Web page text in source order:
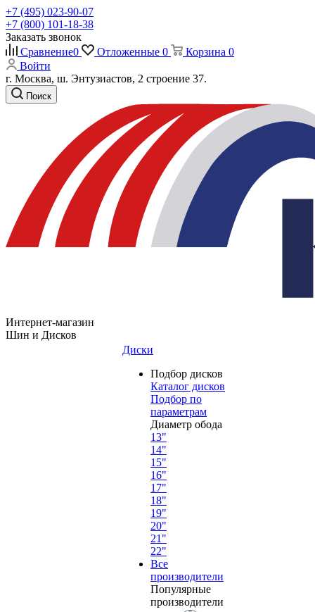
+7 (495) 023-90-07
+7 (800) 101-18-38
Заказать звонок
Сравнение0 Отложенные 0 Корзина 0
Войти
г. Москва, ш. Энтузиастов, 2 строение 37.
Поиск
Интернет-магазин
Шин и Дисков
Диски
Подбор дисков
Каталог дисков
Подбор по
параметрам
Диаметр обода
13"
14"
15"
16"
17"
18"
19"
20"
21"
22"
Все
производители
Популярные
производители